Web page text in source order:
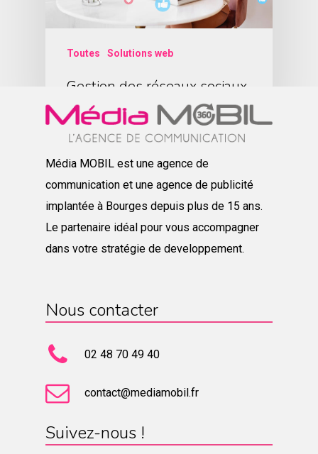
Toutes Solutions web
Gestion des réseaux sociaux
Média MOBIL est une agence de
communication et une agence de publicité
implantée à Bourges depuis plus de 15 ans.
Le partenaire idéal pour vous accompagner
dans votre stratégie de developpement.
Nous contacter
02 48 70 49 40
contact@mediamobil.fr
Suivez-nous !